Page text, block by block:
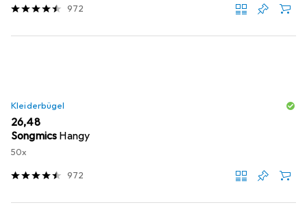
972
Kleiderbügel
EUR
26,48
Songmics Hangy
50x
972